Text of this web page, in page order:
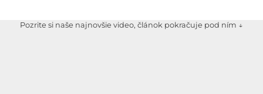
Pozrite si naše najnovšie video, článok pokračuje pod ním ↓